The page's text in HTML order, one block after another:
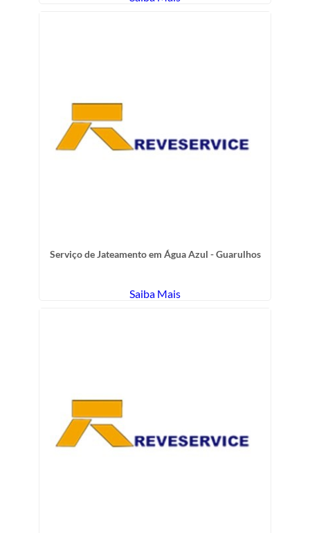
Serviço de Jateamento em Água Azul - Guarulhos
Saiba Mais